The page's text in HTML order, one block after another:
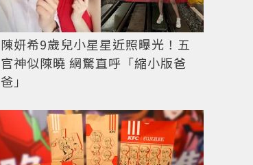
陳妍希9歲兒小星星近照曝光！五
官神似陳曉 網驚直呼「縮小版爸
爸」